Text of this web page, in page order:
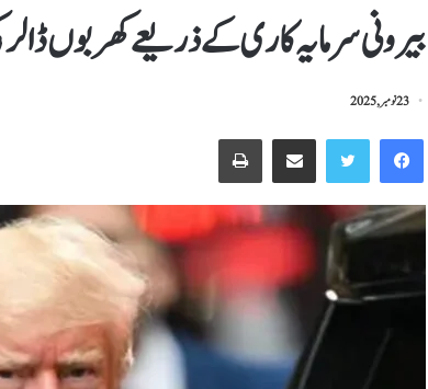
بیرونی سرمایہ کاری کے ذریعےکھربوں
23 نومبر, 2025